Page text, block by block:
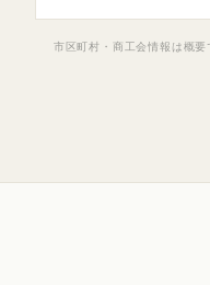
市区町村・商工会情報は概